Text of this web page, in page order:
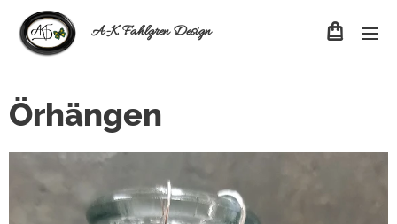
A-K Fahlgren Design
Örhängen